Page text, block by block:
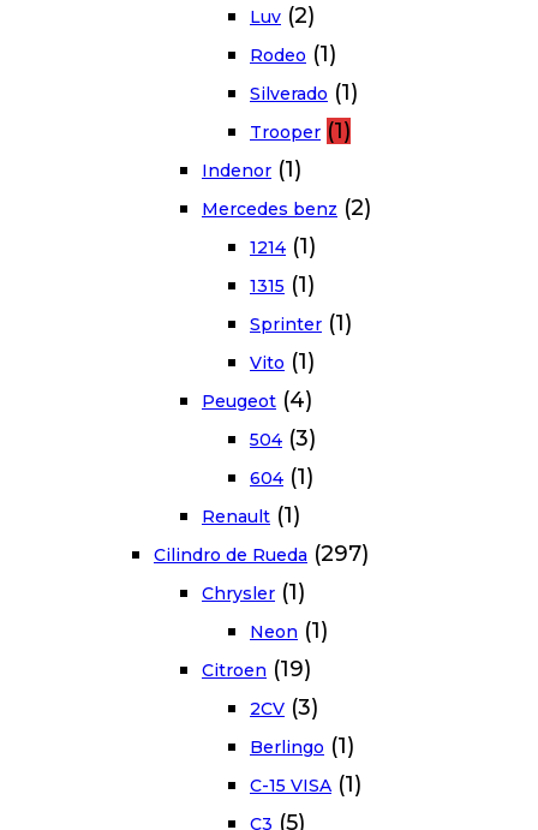
Luv (2)
Rodeo (1)
Silverado (1)
Trooper (1)
Indenor (1)
Mercedes benz (2)
1214 (1)
1315 (1)
Sprinter (1)
Vito (1)
Peugeot (4)
504 (3)
604 (1)
Renault (1)
Cilindro de Rueda (297)
Chrysler (1)
Neon (1)
Citroen (19)
2CV (3)
Berlingo (1)
C-15 VISA (1)
C3 (5)